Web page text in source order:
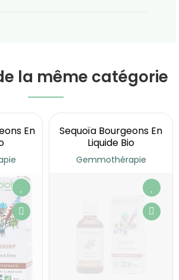
la même catégorie
En
Sequoïa Bourgeons En
Liquide Bio
Gemmothérapie